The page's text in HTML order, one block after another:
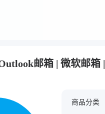
邮箱 | 微软邮
商品分类